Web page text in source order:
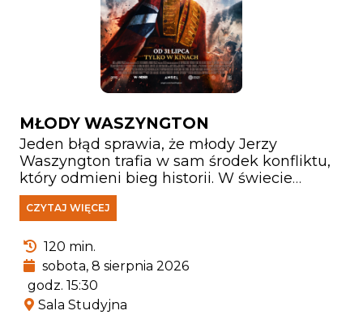
MŁODY WASZYNGTON
Jeden błąd sprawia, że młody Jerzy
Waszyngton trafia w sam środek konfliktu,
który odmieni bieg historii. W świecie
kruchych sojuszy, narastających napięć i
wojny ogarniającej pogranicze jego honor,
najcięższą próbę. Stawiając czoła
niebezpiecznym przeciwnikom,
Washington musi zmierzyć się nie tylko z
wrogami, lecz także z własnymi słabościami
CZYTAJ WIĘCEJ
120 min.
sobota, 8 sierpnia 2026
godz. 15:30
Sala Studyjna